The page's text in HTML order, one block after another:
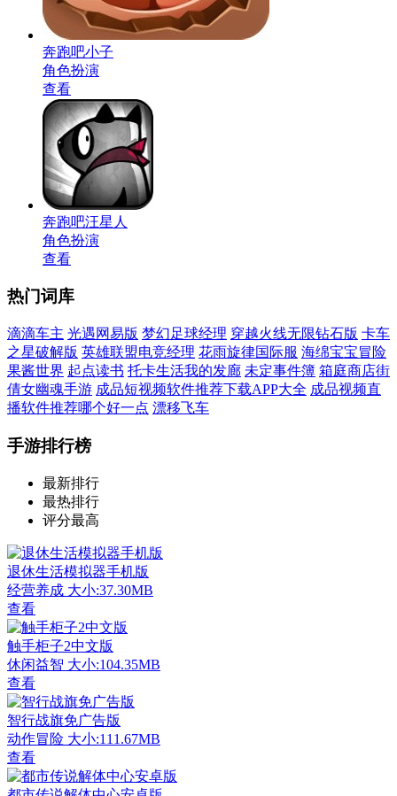
奔跑吧小子
角色扮演
查看
奔跑吧汪星人
角色扮演
查看
热门词库
滴滴车主 光遇网易版 梦幻足球经理 穿越火线无限钻石版 卡车
之星破解版 英雄联盟电竞经理 花雨旋律国际服 海绵宝宝冒险
果酱世界 起点读书 托卡生活我的发廊 未定事件簿 箱庭商店街
倩女幽魂手游 成品短视频软件推荐下载APP大全 成品视频直
播软件推荐哪个好一点 漂移飞车
手游排行榜
最新排行
最热排行
评分最高
退休生活模拟器手机版
经营养成 大小:37.30MB
查看
触手柜子2中文版
休闲益智 大小:104.35MB
查看
智行战旗免广告版
动作冒险 大小:111.67MB
查看